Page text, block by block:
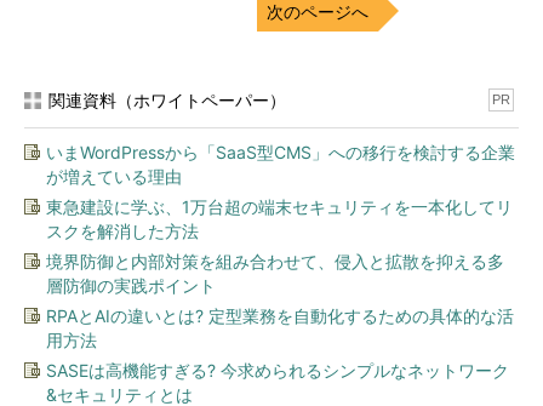
次のページへ
関連資料（ホワイトペーパー） PR
いまWordPressから「SaaS型CMS」への移行を検討する企業
が増えている理由
東急建設に学ぶ、1万台超の端末セキュリティを一本化してリ
スクを解消した方法
境界防御と内部対策を組み合わせて、侵入と拡散を抑える多
層防御の実践ポイント
RPAとAIの違いとは? 定型業務を自動化するための具体的な活
用方法
SASEは高機能すぎる? 今求められるシンプルなネットワーク
&セキュリティとは